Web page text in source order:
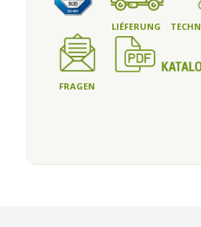
LIÉFERUNG
FRAGEN